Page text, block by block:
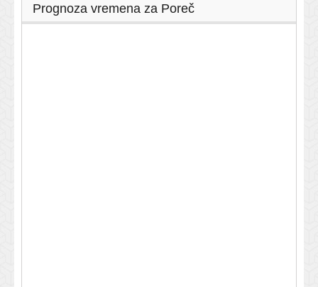
Prognoza vremena za Poreč